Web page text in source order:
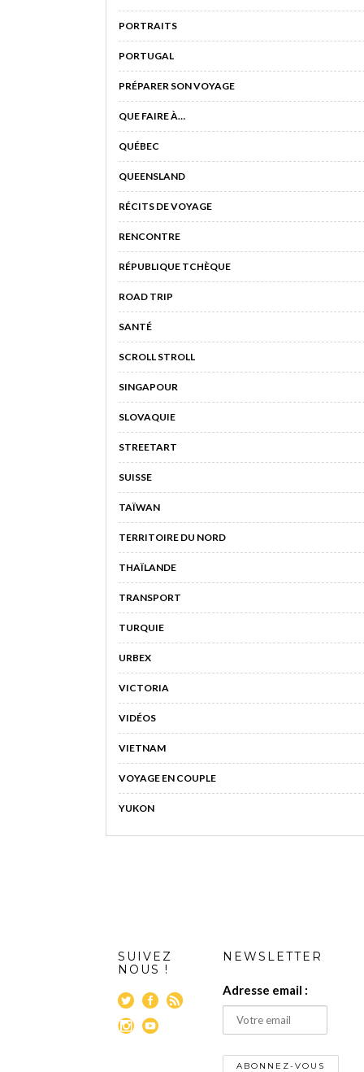
PORTRAITS
PORTUGAL
PRÉPARER SON VOYAGE
QUE FAIRE À…
QUÉBEC
QUEENSLAND
RÉCITS DE VOYAGE
RENCONTRE
RÉPUBLIQUE TCHÈQUE
ROAD TRIP
SANTÉ
SCROLL STROLL
SINGAPOUR
SLOVAQUIE
STREETART
SUISSE
TAÏWAN
TERRITOIRE DU NORD
THAÏLANDE
TRANSPORT
TURQUIE
URBEX
VICTORIA
VIDÉOS
VIETNAM
VOYAGE EN COUPLE
YUKON
SUIVEZ
NOUS !
NEWSLETTER
Adresse email :